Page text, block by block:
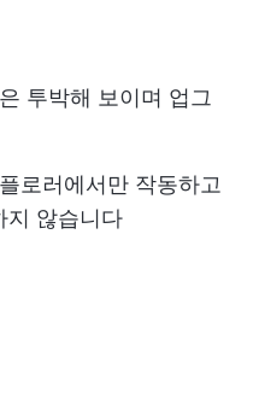
투박해 보이며 업그
로러에서만 작동하고
지 않습니다